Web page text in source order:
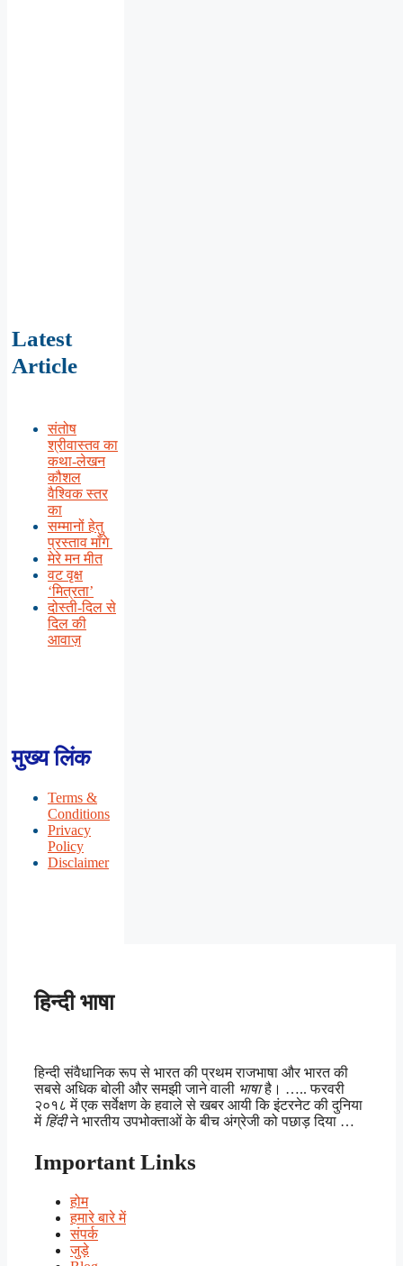
Latest
Article
संतोष
श्रीवास्तव का
कथा-लेखन
कौशल
वैश्विक स्तर
का
सम्मानों हेतु
प्रस्ताव माँगे
मेरे मन मीत
वट वृक्ष
‘मित्रता’
दोस्ती-दिल से
दिल की
आवाज़
मुख्य लिंक
Terms &
Conditions
Privacy
Policy
Disclaimer
हिन्दी भाषा
हिन्दी संवैधानिक रूप से भारत की प्रथम राजभाषा और भारत की
सबसे अधिक बोली और समझी जाने वाली भाषाहै। ….. फरवरी
२०१८ में एक सर्वेक्षण के हवाले से खबर आयी कि इंटरनेट की दुनिया
में हिंदीने भारतीय उपभोक्ताओं के बीच अंग्रेजी को पछाड़ दिया …
Important Links
होम
हमारे बारे में
संपर्क
जुड़े